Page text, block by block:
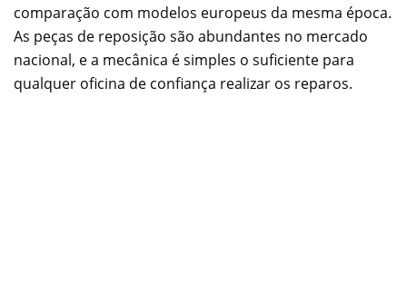
comparação com modelos europeus da mesma época.
As peças de reposição são abundantes no mercado
nacional, e a mecânica é simples o suficiente para
qualquer oficina de confiança realizar os reparos.